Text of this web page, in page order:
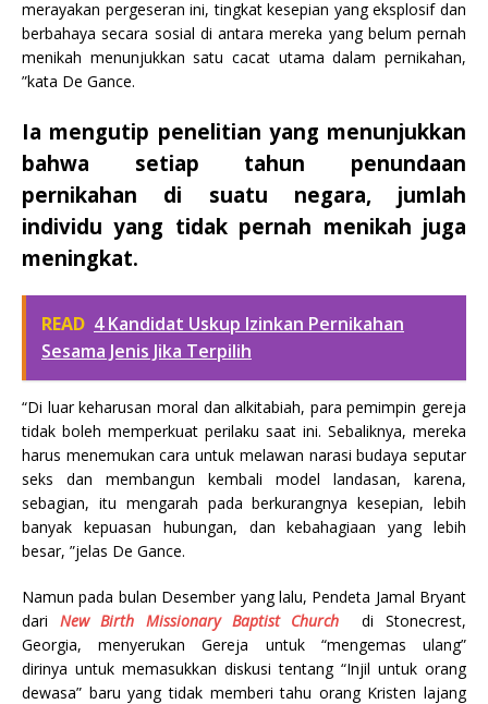
merayakan pergeseran ini, tingkat kesepian yang eksplosif dan
berbahaya secara sosial di antara mereka yang belum pernah
menikah menunjukkan satu cacat utama dalam pernikahan,
”kata De Gance.
Ia mengutip penelitian yang menunjukkan
bahwa setiap tahun penundaan
pernikahan di suatu negara, jumlah
individu yang tidak pernah menikah juga
meningkat.
READ 4 Kandidat Uskup Izinkan Pernikahan
Sesama Jenis Jika Terpilih
“Di luar keharusan moral dan alkitabiah, para pemimpin gereja
tidak boleh memperkuat perilaku saat ini. Sebaliknya, mereka
harus menemukan cara untuk melawan narasi budaya seputar
seks dan membangun kembali model landasan, karena,
sebagian, itu mengarah pada berkurangnya kesepian, lebih
banyak kepuasan hubungan, dan kebahagiaan yang lebih
besar, ”jelas De Gance.
Namun pada bulan Desember yang lalu, Pendeta Jamal Bryant
dari New Birth Missionary Baptist Church di Stonecrest,
Georgia, menyerukan Gereja untuk “mengemas ulang”
dirinya untuk memasukkan diskusi tentang “Injil untuk orang
dewasa” baru yang tidak memberi tahu orang Kristen lajang